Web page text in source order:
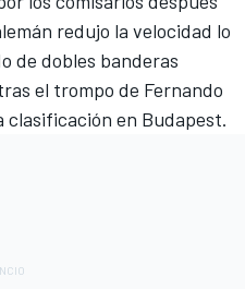
redujo la velocidad lo
de dobles banderas
el trompo de Fernando
clasificación en Budapest.